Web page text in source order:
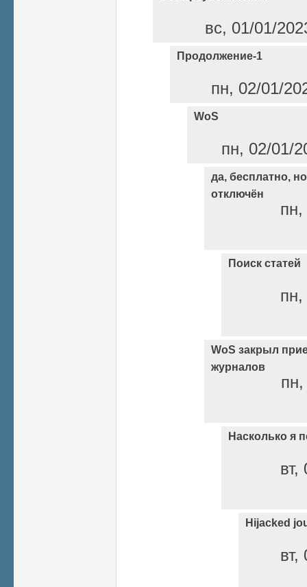
вс, 01/01/
Продолжение-1
пн, 02/01/
WoS
пн, 02/01/
да, бесплатно,
отключён
Поиск статей
WoS закрыл
журналов
Насколько я
Hijacked